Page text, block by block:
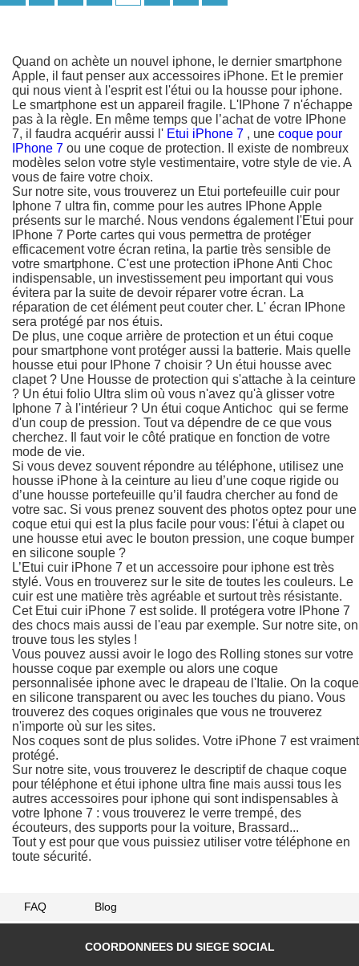
Quand on achète un nouvel iphone, le dernier smartphone
Apple, il faut penser aux accessoires iPhone. Et le premier
qui nous vient à l'esprit est l'étui ou la housse pour iphone.
Le smartphone est un appareil fragile. L'IPhone 7 n'échappe
pas à la règle. En même temps que l’achat de votre IPhone
7, il faudra acquérir aussi l' Etui iPhone 7 , une coque pour
IPhone 7 ou une coque de protection. Il existe de nombreux
modèles selon votre style vestimentaire, votre style de vie. A
vous de faire votre choix.
Sur notre site, vous trouverez un Etui portefeuille cuir pour
Iphone 7 ultra fin, comme pour les autres IPhone Apple
présents sur le marché. Nous vendons également l'Etui pour
IPhone 7 Porte cartes qui vous permettra de protéger
efficacement votre écran retina, la partie très sensible de
votre smartphone. C'est une protection iPhone Anti Choc
indispensable, un investissement peu important qui vous
évitera par la suite de devoir réparer votre écran. La
réparation de cet élément peut couter cher. L' écran IPhone
sera protégé par nos étuis.
De plus, une coque arrière de protection et un étui coque
pour smartphone vont protéger aussi la batterie. Mais quelle
housse etui pour IPhone 7 choisir ? Un étui housse avec
clapet ? Une Housse de protection qui s'attache à la ceinture
? Un étui folio Ultra slim où vous n'avez qu'à glisser votre
Iphone 7 à l'intérieur ? Un étui coque Antichoc qui se ferme
d'un coup de pression. Tout va dépendre de ce que vous
cherchez. Il faut voir le côté pratique en fonction de votre
mode de vie.
Si vous devez souvent répondre au téléphone, utilisez une
housse iPhone à la ceinture au lieu d’une coque rigide ou
d’une housse portefeuille qu’il faudra chercher au fond de
votre sac. Si vous prenez souvent des photos optez pour une
coque etui qui est la plus facile pour vous: l'étui à clapet ou
une housse etui avec le bouton pression, une coque bumper
en silicone souple ?
L’Etui cuir iPhone 7 et un accessoire pour iphone est très
stylé. Vous en trouverez sur le site de toutes les couleurs. Le
cuir est une matière très agréable et surtout très résistante.
Cet Etui cuir iPhone 7 est solide. Il protégera votre IPhone 7
des chocs mais aussi de l'eau par exemple. Sur notre site, on
trouve tous les styles !
Vous pouvez aussi avoir le logo des Rolling stones sur votre
housse coque par exemple ou alors une coque
personnalisée iphone avec le drapeau de l'Italie. On la coque
en silicone transparent ou avec les touches du piano. Vous
trouverez des coques originales que vous ne trouverez
n'importe où sur les sites.
Nos coques sont de plus solides. Votre iPhone 7 est vraiment
protégé.
Sur notre site, vous trouverez le descriptif de chaque coque
pour téléphone et étui iphone ultra fine mais aussi tous les
autres accessoires pour iphone qui sont indispensables à
votre Iphone 7 : vous trouverez le verre trempé, des
écouteurs, des supports pour la voiture, Brassard...
Tout y est pour que vous puissiez utiliser votre téléphone en
toute sécurité.
FAQ Blog
COORDONNEES DU SIEGE SOCIAL